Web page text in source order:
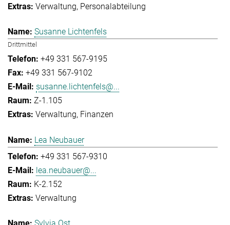
Verwaltung Personalabteilung
Susanne Lichtenfels
Drittmittel
+49 331 567-9195
+49 331 567-9102
susanne.lichtenfels@...
Z-1.105
Verwaltung Finanzen
Lea Neubauer
+49 331 567-9310
lea.neubauer@...
K-2.152
Verwaltung